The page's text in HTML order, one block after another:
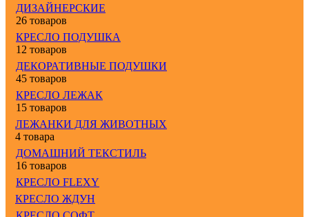
ДИЗАЙНЕРСКИЕ
26 товаров
КРЕСЛО ПОДУШКА
12 товаров
ДЕКОРАТИВНЫЕ ПОДУШКИ
45 товаров
КРЕСЛО ЛЕЖАК
15 товаров
ЛЕЖАНКИ ДЛЯ ЖИВОТНЫХ
4 товара
ДОМАШНИЙ ТЕКСТИЛЬ
16 товаров
КРЕСЛО FLEXY
КРЕСЛО ЖДУН